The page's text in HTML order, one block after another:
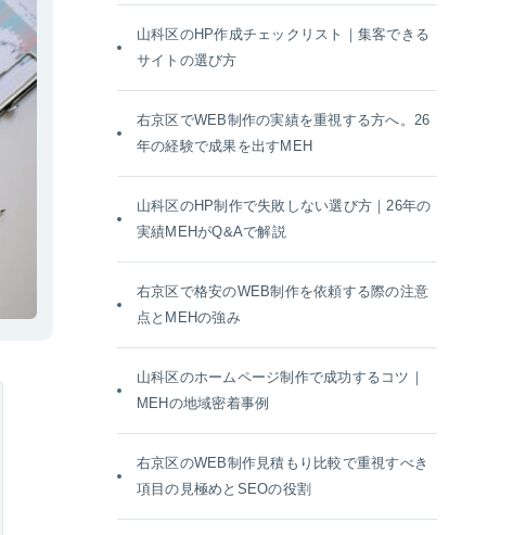
山科区のHP作成チェックリスト｜集客できる
サイトの選び方
右京区でWEB制作の実績を重視する方へ。26
年の経験で成果を出すMEH
山科区のHP制作で失敗しない選び方｜26年の
実績MEHがQ&Aで解説
右京区で格安のWEB制作を依頼する際の注意
点とMEHの強み
山科区のホームページ制作で成功するコツ｜
MEHの地域密着事例
右京区のWEB制作見積もり比較で重視すべき
項目の見極めとSEOの役割